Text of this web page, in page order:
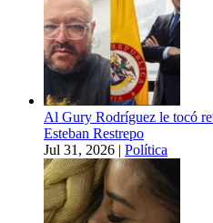
Al Gury Rodríguez le tocó
Esteban Restrepo
Jul 31, 2026 | Política